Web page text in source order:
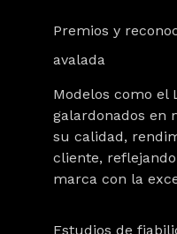
Premios y
avalada
Modelos como el
galardonados en
su calidad,
cliente,
marca con la
Estudios de